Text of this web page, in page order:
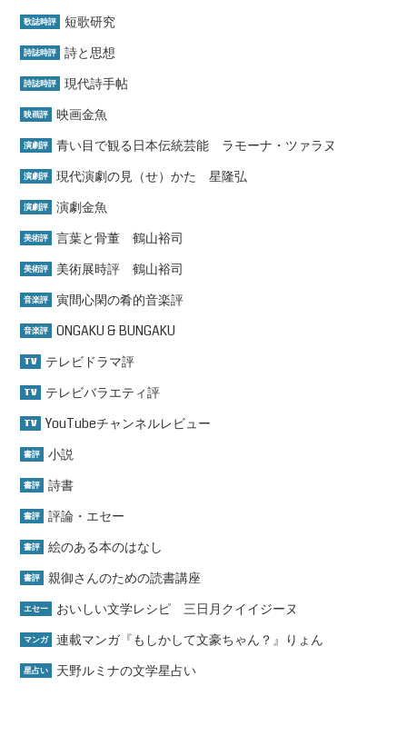
歌誌時評 短歌研究
詩誌時評 詩と思想
詩誌時評 現代詩手帖
映画評 映画金魚
演劇評 青い目で観る日本伝統芸能 ラモーナ・ツァラヌ
演劇評 現代演劇の見（せ）かた 星隆弘
演劇評 演劇金魚
美術評 言葉と骨董 鶴山裕司
美術評 美術展時評 鶴山裕司
音楽評 寅間心閑の肴的音楽評
音楽評 ONGAKU & BUNGAKU
TV テレビドラマ評
TV テレビバラエティ評
TV YouTubeチャンネルレビュー
書評 小説
書評 詩書
書評 評論・エセー
書評 絵のある本のはなし
書評 親御さんのための読書講座
エセー おいしい文学レシピ 三日月クイイジーヌ
マンガ 連載マンガ『もしかして文豪ちゃん？』りょん
星占い 天野ルミナの文学星占い